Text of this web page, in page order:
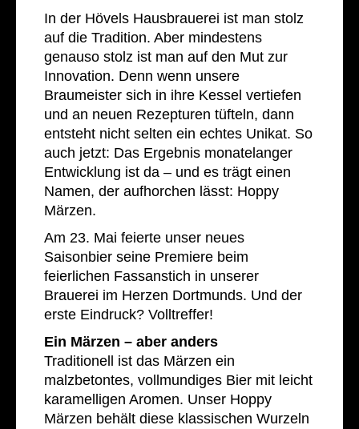
In der Hövels Hausbrauerei ist man stolz
auf die Tradition. Aber mindestens
genauso stolz ist man auf den Mut zur
Innovation. Denn wenn unsere
Braumeister sich in ihre Kessel vertiefen
und an neuen Rezepturen tüfteln, dann
entsteht nicht selten ein echtes Unikat. So
auch jetzt: Das Ergebnis monatelanger
Entwicklung ist da – und es trägt einen
Namen, der aufhorchen lässt: Hoppy
Märzen.
Am 23. Mai feierte unser neues
Saisonbier seine Premiere beim
feierlichen Fassanstich in unserer
Brauerei im Herzen Dortmunds. Und der
erste Eindruck? Volltreffer!
Ein Märzen – aber anders
Traditionell ist das Märzen ein
malzbetontes, vollmundiges Bier mit leicht
karamelligen Aromen. Unser Hoppy
Märzen behält diese klassischen Wurzeln